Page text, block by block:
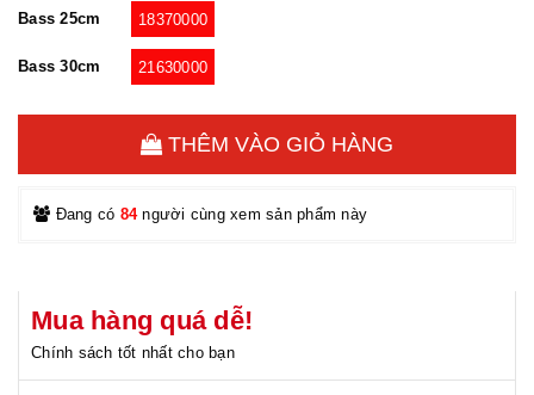
Bass 25cm 18370000
Bass 30cm 21630000
THÊM VÀO GIỎ HÀNG
Đang có 84người cùng xem sản phẩm này
Mua hàng quá dễ!
Chính sách tốt nhất cho bạn